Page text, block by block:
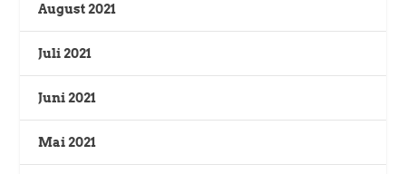
August 2021
Juli 2021
Juni 2021
Mai 2021